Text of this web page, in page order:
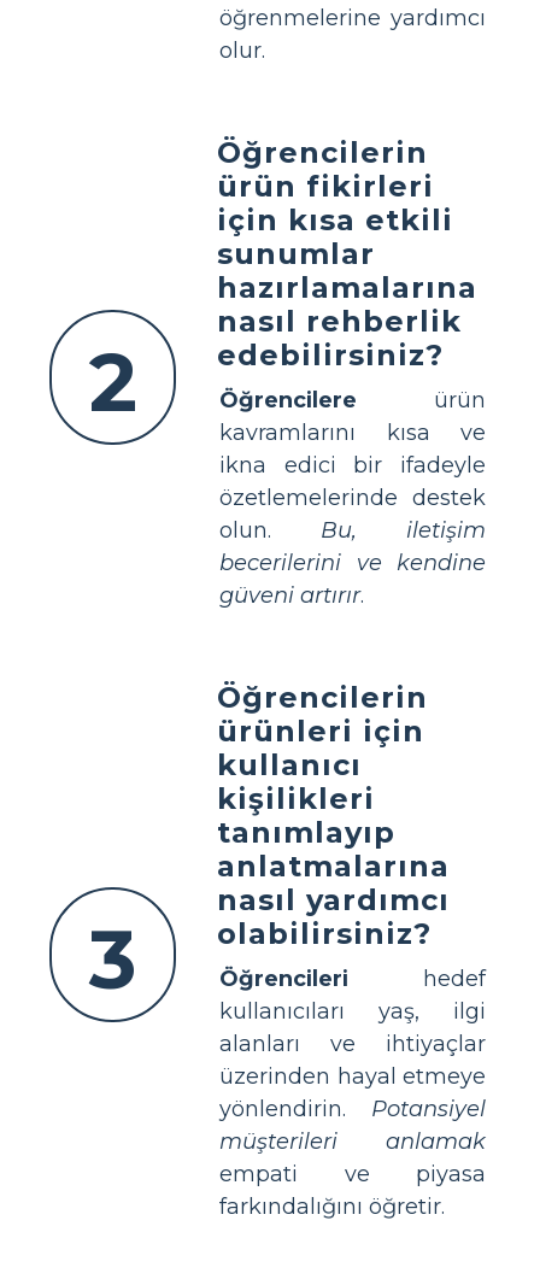
öğrenmelerine yardımcı
olur.
2
Öğrencilerin
ürün fikirleri
için kısa etkili
sunumlar
hazırlamalarına
nasıl rehberlik
edebilirsiniz?
Öğrencilere ürün
kavramlarını kısa ve
ikna edici bir ifadeyle
özetlemelerinde destek
olun. Bu, iletişim
becerilerini ve kendine
güveni artırır.
3
Öğrencilerin
ürünleri için
kullanıcı
kişilikleri
tanımlayıp
anlatmalarına
nasıl yardımcı
olabilirsiniz?
Öğrencileri hedef
kullanıcıları yaş, ilgi
alanları ve ihtiyaçlar
üzerinden hayal etmeye
yönlendirin. Potansiyel
müşterileri anlamak
empati ve piyasa
farkındalığını öğretir.